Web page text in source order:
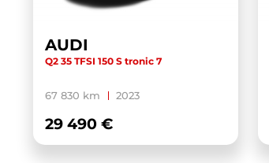
AUDI
Q2 35 TFSI 150 S tronic 7
67 830 km 2023
29 490 €